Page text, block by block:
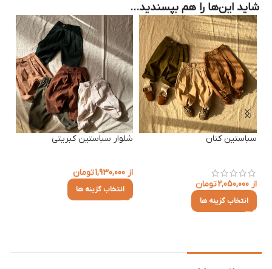
شاید این‌ها را هم بپسندید…
سباستین کتان
از2,050,000تومان
انتخاب گزینه ها
شلوار سباستین کبریتی
از 1,930,000تومان
انتخاب گزینه ها